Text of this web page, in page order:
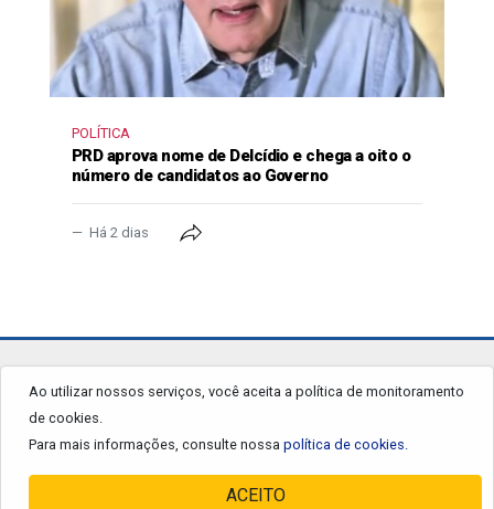
POLÍTICA
PRD aprova nome de Delcídio e chega a oito o
número de candidatos ao Governo
Há 2 dias
Ao utilizar nossos serviços, você aceita a política de monitoramento
de cookies.
Para mais informações, consulte nossa política de cookies.
ACEITO
jornalgrandourados.com.br